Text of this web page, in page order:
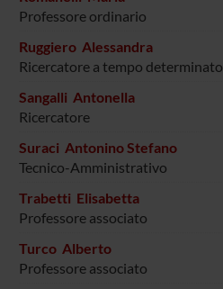
Professore ordinario
Ruggiero Alessandra
Ricercatore a tempo determinato
Sangalli Antonella
Ricercatore
Suraci Antonino Stefano
Tecnico-Amministrativo
Trabetti Elisabetta
Professore associato
Turco Alberto
Professore associato